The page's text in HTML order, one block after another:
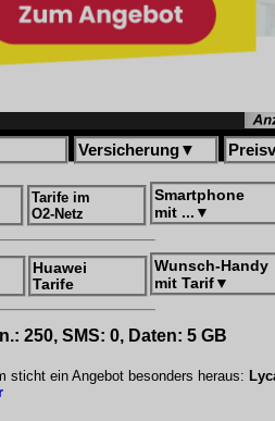
Versicherung▼
Tarife im
O2-Netz
Smartphone
mit ... ▼
Huawei
Tarife
Wunsch-Handy
mit Tarif▼
250, SMS: 0, Daten: 5 GB
sticht ein Angebot besonders heraus: